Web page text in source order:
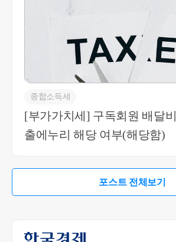
종합소득세
[부가가치세] 구독회원 배달
출에누리 해당 여부(해당함)
포스트 전체보기